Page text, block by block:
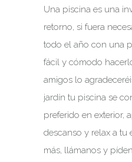
Una piscina es una
retorno, si fuera
todo el año con una
fácil y cómodo
amigos lo
jardín tu piscina se
preferido en exterior,
descanso y relax a tu
más, llámanos y